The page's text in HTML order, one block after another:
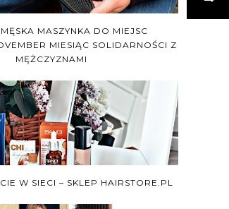
MASZYNKA DO MIEJSC
MIESIĄC SOLIDARNOŚCI Z
MĘŻCZYZNAMI
W SIECI – SKLEP HAIRSTORE.PL